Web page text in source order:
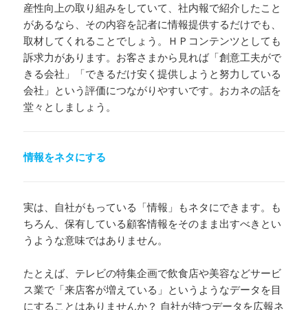
産性向上の取り組みをしていて、社内報で紹介したこと
があるなら、その内容を記者に情報提供するだけでも、
取材してくれることでしょう。ＨＰコンテンツとしても
訴求力があります。お客さまから見れば「創意工夫がで
きる会社」「できるだけ安く提供しようと努力している
会社」という評価につながりやすいです。おカネの話を
堂々としましょう。
情報をネタにする
実は、自社がもっている「情報」もネタにできます。も
ちろん、保有している顧客情報をそのまま出すべきとい
うような意味ではありません。
たとえば、テレビの特集企画で飲食店や美容などサービ
ス業で「来店客が増えている」というようなデータを目
にすることはありませんか？ 自社が持つデータを広報ネ